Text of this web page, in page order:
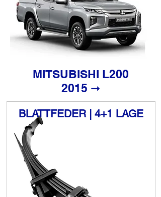
MITSUBISHI L200
​2015 ➞
BLATTFEDER | 4+1 LAGE